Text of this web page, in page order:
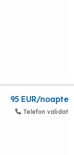
95 EUR/noapte
Telefon validat